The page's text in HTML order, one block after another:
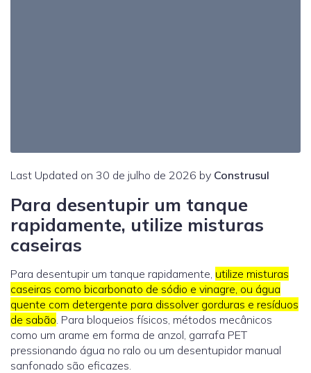
Last Updated on 30 de julho de 2026 by Construsul
Para desentupir um tanque
rapidamente, utilize misturas
caseiras
Para desentupir um tanque rapidamente, utilize misturas
caseiras como bicarbonato de sódio e vinagre, ou água
quente com detergente para dissolver gorduras e resíduos
de sabão . Para bloqueios físicos, métodos mecânicos
como um arame em forma de anzol, garrafa PET
pressionando água no ralo ou um desentupidor manual
sanfonado são eficazes.